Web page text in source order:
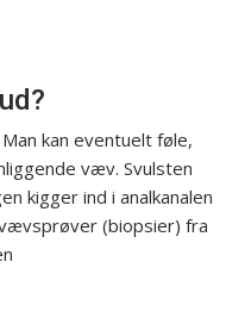
kan eventuelt føle,
væv. Svulsten
kigger ind i analkanalen
(biopsier) fra